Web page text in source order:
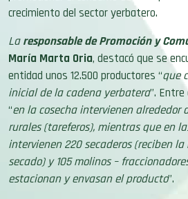
crecimiento del sector yerbatero.
Laresponsable de Promoción y
María Marta Oria, destacó que se
entidad unos 12.500 productores “que
inicial de la cadena yerbatera”.
“en la cosecha intervienen alrededor
rurales (tareferos), mientras que en
intervienen 220 secaderos (reciben
secado) y 105 molinos –
estacionan y envasan el producto”.